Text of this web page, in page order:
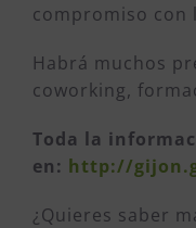
compromiso con
Habrá muchos
coworking,
Toda la
en: http://
¿Quieres saber